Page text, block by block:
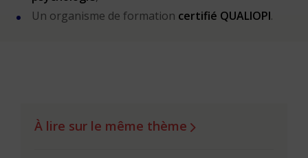
Un organisme de formation certifié QUALIOPI.
À lire sur le même thème